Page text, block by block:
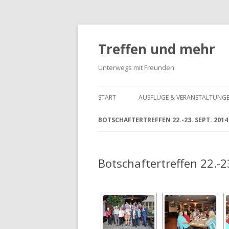
Treffen und mehr
Unterwegs mit Freunden
START AUSFLÜGE &
BOTSCHAFTERTREFFEN 22.-23. SEPT. 2014
Botschaftertreffen 22.-